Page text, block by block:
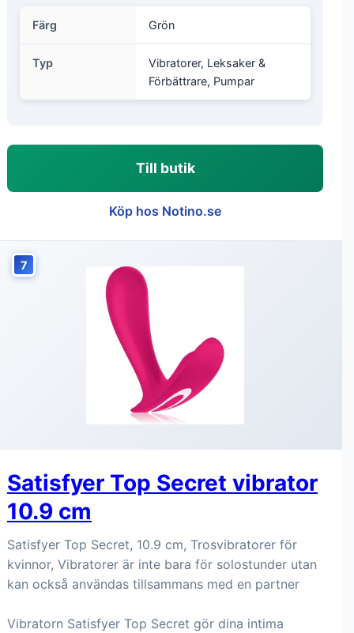
Färg Grön
Typ
Vibratorer, Leksaker &
Förbättrare, Pumpar
Till butik
Köp hos Notino.se
7
Satisfyer Top Secret vibrator
10.9 cm
Satisfyer Top Secret, 10.9 cm, Trosvibratorer för
kvinnor, Vibratorer är inte bara för solostunder utan
kan också användas tillsammans med en partner
Vibratorn Satisfyer Top Secret gör dina intima